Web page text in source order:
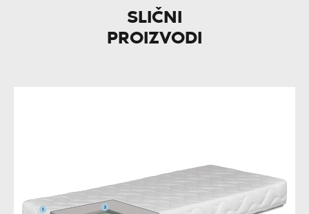
SLIČNI
PROIZVODI